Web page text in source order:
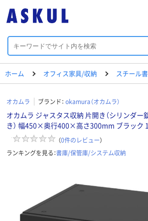
ホーム オフィス家具/収納 スチール
オカムラ ブランド： okamura（オカムラ）
オカムラ ジャスタス収納 片開き（シリンダー
き） 幅450×奥行400×高さ300mm ブラック
（0件のレビュー）
ランキングを見る：書庫/保管庫/システム収納